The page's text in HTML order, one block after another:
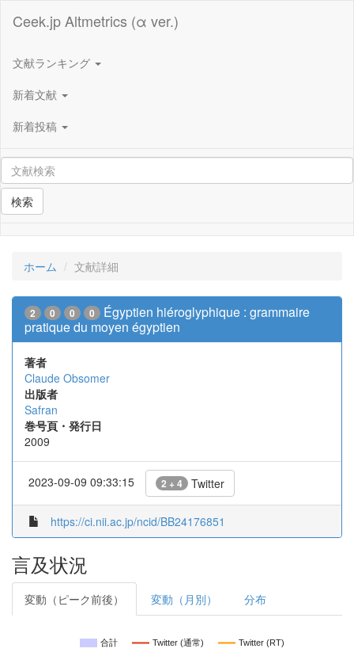
Ceek.jp Altmetrics (α ver.)
文献ランキング
新着文献
新着投稿
検索
ホーム 文献詳細
2 0 0 0
Égyptien hiéroglyphique : grammaire
pratique du moyen égyptien
著者
Claude Obsomer
出版者
Safran
巻号頁・発行日
2009
2023-09-09 09:33:15 2 + 4 Twitter
https://ci.nii.ac.jp/ncid/BB24176851
言及状況
変動（ピーク前後） 変動（月別） 分布
合計 Twitter (通常) Twitter (RT)